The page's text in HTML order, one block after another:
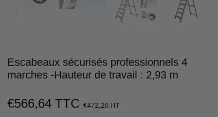
Escabeaux sécurisés professionnels 4
marches -Hauteur de travail : 2,93 m
€566,64 TTC €472,20 HT